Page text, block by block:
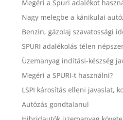
Megéri a Spuri adalékot
Nagy melegbe a kánikulai
Benzin, gázolaj szavatossági
SPURI adalékolás télen
Üzemanyag indítási-készség
Megéri a SPURI-t használni?
LSPI károsítás elleni javaslat,
Autózás gondtalanul